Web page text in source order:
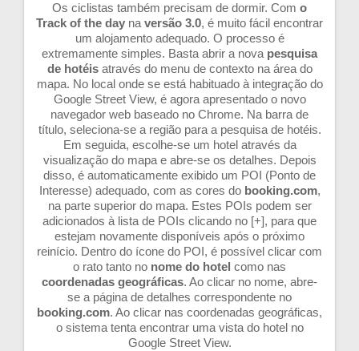
Os ciclistas também precisam de dormir. Com o
Track of the day na versão 3.0, é muito fácil encontrar
um alojamento adequado. O processo é
extremamente simples. Basta abrir a nova pesquisa
de hotéisatravés do menu de contexto na área do
mapa. No local onde se está habituado à integração do
Google Street View, é agora apresentado o novo
navegador web baseado no Chrome. Na barra de
título, seleciona-se a região para a pesquisa de hotéis.
Em seguida, escolhe-se um hotel através da
visualização do mapa e abre-se os detalhes. Depois
disso, é automaticamente exibido um POI (Ponto de
Interesse) adequado, com as cores do booking.com,
na parte superior do mapa. Estes POIs podem ser
adicionados à lista de POIs clicando no [+], para que
estejam novamente disponíveis após o próximo
reinício. Dentro do ícone do POI, é possível clicar com
o rato tanto no nome do hotel como nas
coordenadas geográficas. Ao clicar no nome, abre-
se a página de detalhes correspondente no
booking.com. Ao clicar nas coordenadas geográficas,
o sistema tenta encontrar uma vista do hotel no
Google Street View.